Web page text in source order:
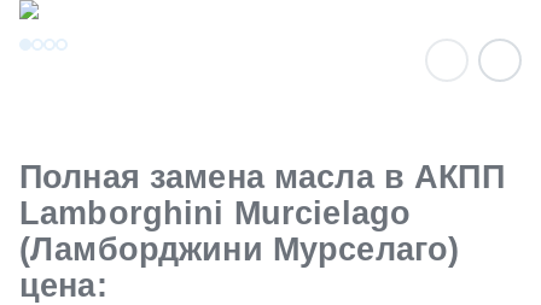
Полная замена масла в АКПП
Lamborghini Murcielago
(Ламборджини Мурселаго)
цена: